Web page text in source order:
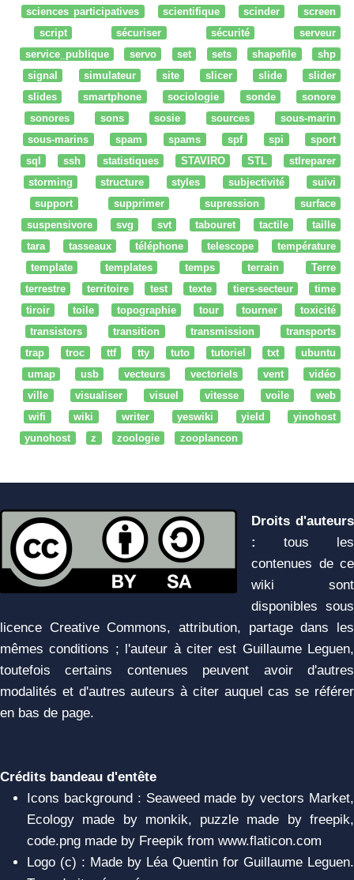
sciences participatives
scientifique scinder
screen
script
sécuriser sécurité
serveur
service_publique
servo set sets shapefile
shp
signal
simulateur site slicer slide
slider
slides
smartphone sociologie sonde
sonore
sonores
sons sosie sources
sous-marin
sous-marins
spam spams spf spi
sport
sql
ssh statistiques STAVIRO STL
stlreparer
storming
structure styles subjectivité
suivi
support
supprimer supression
surface
suspensivore
svg svt tabouret tactile
taille
tara
tasseaux téléphone telescope
température
template
templates temps terrain
Terre
terrestre
territoire test texte tiers-secteur
time
tiroir
toile topographie tour tourner
toxicité
transistors
transition transmission
transports
trap
troc ttf tty tuto tutoriel txt
ubuntu
umap
usb vecteurs vectoriels vent
vidéo
ville
visualiser visuel vitesse voile
web
wifi
wiki writer yeswiki yield
yinohost
yunohost
z zoologie zooplancon
Droits d'auteurs
:
tous les
contenues de ce
wiki sont
disponibles sous
licence Creative Commons, attribution, partage dans les
mêmes conditions ; l'auteur à citer est Guillaume Leguen,
toutefois certains contenues peuvent avoir d'autres
modalités et d'autres auteurs à citer auquel cas se référer
en bas de page.
Crédits bandeau d'entête
Icons background : Seaweed made by vectors Market,
Ecology made by monkik, puzzle made by freepik,
code.png made by Freepik from www.flaticon.com
Logo (c) : Made by Léa Quentin for Guillaume Leguen.